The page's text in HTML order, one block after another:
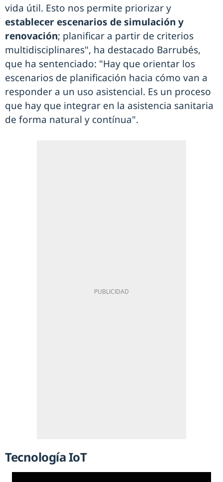
vida útil. Esto nos permite priorizar y
establecer escenarios de simulación y
renovación; planificar a partir de criterios
multidisciplinares", ha destacado Barrubés,
que ha sentenciado: "Hay que orientar los
escenarios de planificación hacia cómo van a
responder a un uso asistencial. Es un proceso
que hay que integrar en la asistencia sanitaria
de forma natural y contínua".
Tecnología IoT